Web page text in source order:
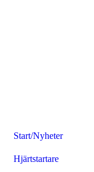
Start/Nyheter
Hjärtstartare